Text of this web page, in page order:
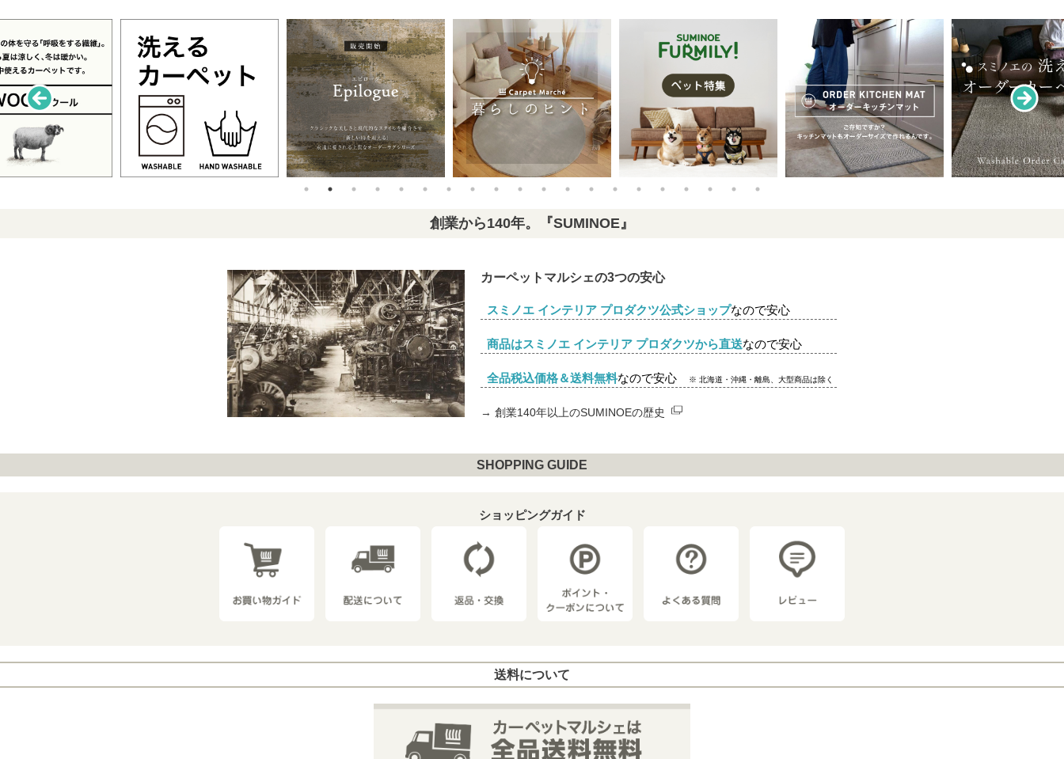
創業から140年。『SUMINOE』
カーペットマルシェの3つの安心
スミノエ インテリア プロダクツ公式ショップなので安心
商品はスミノエ インテリア プロダクツから直送なので安心
全品税込価格＆送料無料なので安心 ※ 北海道・沖縄・離島、大型商品は除く
→ 創業140年以上のSUMINOEの歴史
SHOPPING GUIDE
ショッピングガイド
送料について